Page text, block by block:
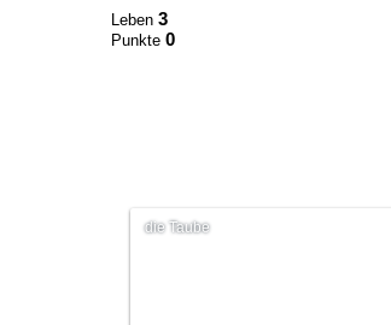
Leben 3
Punkte 0
die Taube